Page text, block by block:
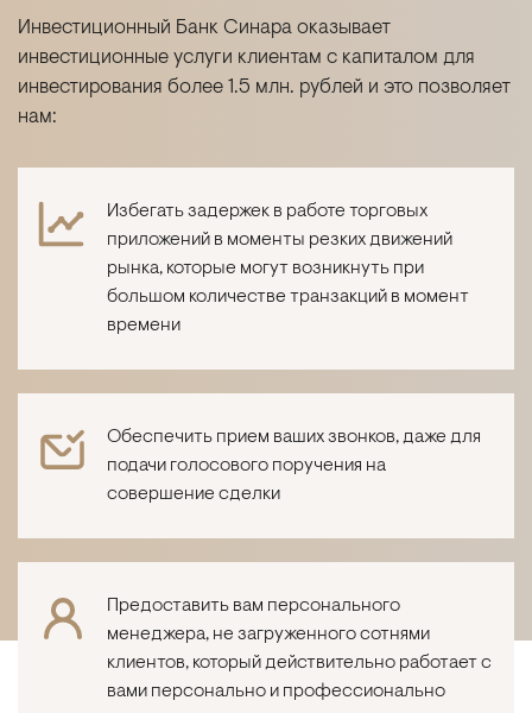
Инвестиционный Банк Синара оказывает
инвестиционные услуги клиентам с капиталом для
инвестирования более 1.5 млн. рублей и это позволяет
нам:
Избегать задержек в работе торговых
приложений в моменты резких движений
рынка, которые могут возникнуть при
большом количестве транзакций в момент
времени
Обеспечить прием ваших звонков, даже для
подачи голосового поручения на
совершение сделки
Предоставить вам персонального
менеджера, не загруженного сотнями
клиентов, который действительно работает с
вами персонально и профессионально